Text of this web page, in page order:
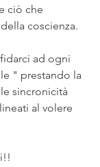
ciò che
coscienza.
ad ogni
" prestando la
sincronicità
al volere